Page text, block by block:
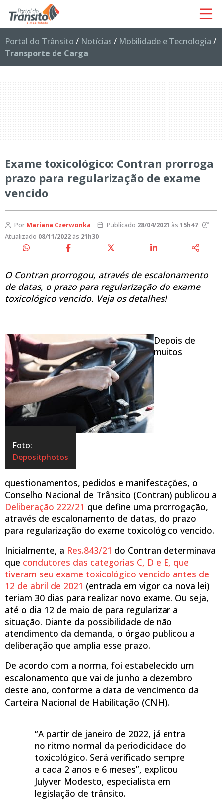
Portal do Trânsito / Notícias / Mobilidade e Tecnologia /
Transporte de Carga
Exame toxicológico: Contran prorroga
prazo para regularização de exame
vencido
Por Mariana Czerwonka Publicado 28/04/2021 às 15h47
Atualizado 08/11/2022 às 21h30
O Contran prorrogou, através de escalonamento
de datas, o prazo para regularização do exame
toxicológico vencido. Veja os detalhes!
Foto:
Depositphotos
Depois de
muitos
questionamentos, pedidos e manifestações, o
Conselho Nacional de Trânsito (Contran) publicou a
Deliberação 222/21 que define uma prorrogação,
através de escalonamento de datas, do prazo
para regularização do exame toxicológico vencido.
Inicialmente, a Res.843/21 do Contran determinava
que condutores das categorias C, D e E, que
tiveram seu exame toxicológico vencido antes de
12 de abril de 2021 (entrada em vigor da nova lei)
teriam 30 dias para realizar novo exame. Ou seja,
até o dia 12 de maio de para regularizar a
situação. Diante da possibilidade de não
atendimento da demanda, o órgão publicou a
deliberação que amplia esse prazo.
De acordo com a norma, foi estabelecido um
escalonamento que vai de junho a dezembro
deste ano, conforme a data de vencimento da
Carteira Nacional de Habilitação (CNH).
“A partir de janeiro de 2022, já entra
no ritmo normal da periodicidade do
toxicológico. Será verificado sempre
a cada 2 anos e 6 meses”, explicou
Julyver Modesto, especialista em
legislação de trânsito.